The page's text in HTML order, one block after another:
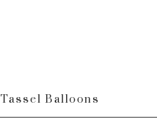
Balloons